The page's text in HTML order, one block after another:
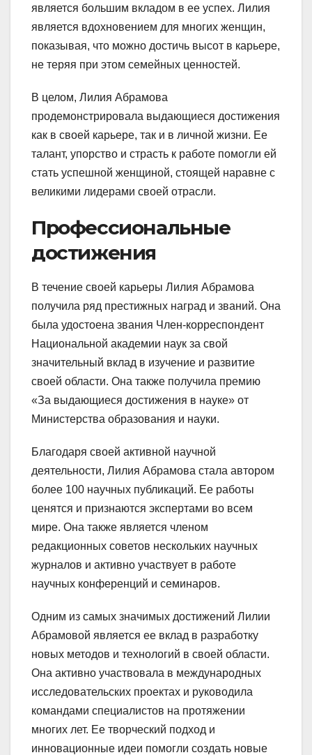
является большим вкладом в ее успех. Лилия
является вдохновением для многих женщин,
показывая, что можно достичь высот в карьере,
не теряя при этом семейных ценностей.
В целом, Лилия Абрамова
продемонстрировала выдающиеся достижения
как в своей карьере, так и в личной жизни. Ее
талант, упорство и страсть к работе помогли ей
стать успешной женщиной, стоящей наравне с
великими лидерами своей отрасли.
Профессиональные
достижения
В течение своей карьеры Лилия Абрамова
получила ряд престижных наград и званий. Она
была удостоена звания Член-корреспондент
Национальной академии наук за свой
значительный вклад в изучение и развитие
своей области. Она также получила премию
«За выдающиеся достижения в науке» от
Министерства образования и науки.
Благодаря своей активной научной
деятельности, Лилия Абрамова стала автором
более 100 научных публикаций. Ее работы
ценятся и признаются экспертами во всем
мире. Она также является членом
редакционных советов нескольких научных
журналов и активно участвует в работе
научных конференций и семинаров.
Одним из самых значимых достижений Лилии
Абрамовой является ее вклад в разработку
новых методов и технологий в своей области.
Она активно участвовала в международных
исследовательских проектах и руководила
командами специалистов на протяжении
многих лет. Ее творческий подход и
инновационные идеи помогли создать новые